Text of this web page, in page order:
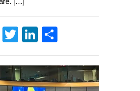
WhatsApp
TwitterLinkedIn